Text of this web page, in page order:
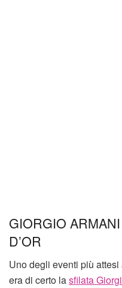
GIORGIO
D’OR
Uno degli eventi più
era di certo lasfilata